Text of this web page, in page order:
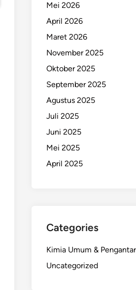
Mei 2026
April 2026
Maret 2026
November 2025
Oktober 2025
September 2025
Agustus 2025
Juli 2025
Juni 2025
Mei 2025
April 2025
Categories
Kimia Umum & Pengantar
Uncategorized